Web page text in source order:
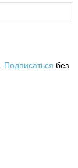
Подписаться без